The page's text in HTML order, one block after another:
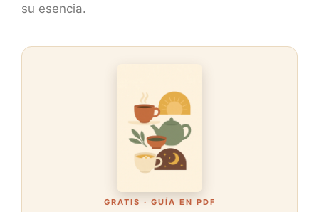
su esencia.
GRATIS · GUÍA EN PDF